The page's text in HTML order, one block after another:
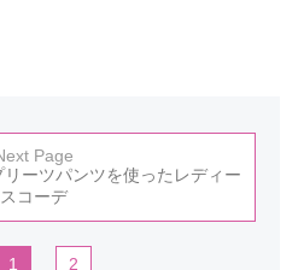
Page
ーツパンツを使ったレディー
スコーデ
1 2